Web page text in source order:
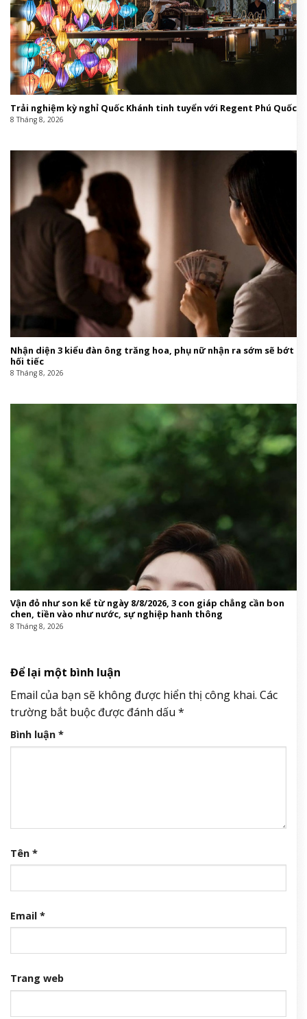
Trải nghiệm kỳ nghỉ Quốc Khánh tinh tuyển với Regent Phú Quốc
8 Tháng 8, 2026
Nhận diện 3 kiểu đàn ông trăng hoa, phụ nữ nhận ra sớm sẽ bớt
hối tiếc
8 Tháng 8, 2026
Vận đỏ như son kể từ ngày 8/8/2026, 3 con giáp chẳng cần bon
chen, tiền vào như nước, sự nghiệp hanh thông
8 Tháng 8, 2026
Để lại một bình luận
Email của bạn sẽ không được hiển thị công khai. Các
trường bắt buộc được đánh dấu *
Bình luận *
Tên *
Email *
Trang web